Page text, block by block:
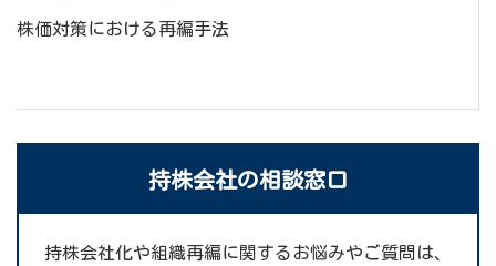
株価対策における再編手法
持株会社の相談窓口
持株会社化や組織再編に関するお悩みやご質問は、